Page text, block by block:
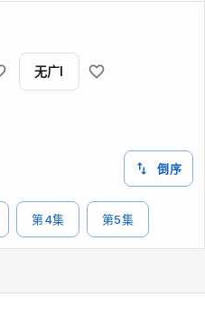
无广I
倒序
第4集 第5集